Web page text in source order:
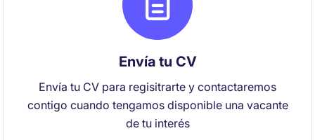
Envía tu CV
Envía tu CV para regisitrarte y contactaremos
contigo cuando tengamos disponible una vacante
de tu interés